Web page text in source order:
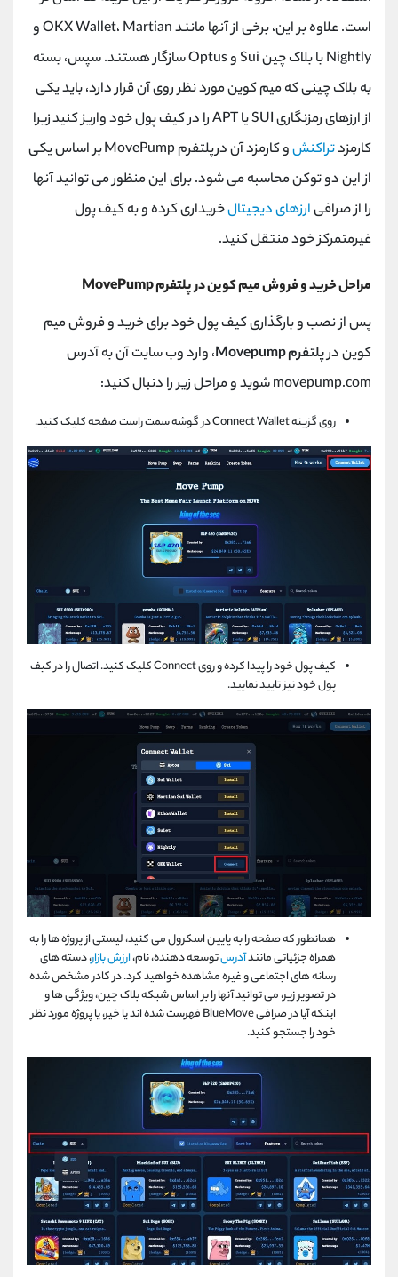
است. علاوه بر این، برخی از آنها مانند OKX Wallet، Martian و
Nightly با بلاک چین Sui و Optus سازگار هستند. سپس، بسته
به بلاک چینی که میم کوین مورد نظر روی آن قرار دارد، باید یکی
از ارزهای رمزنگاری SUI یا APT را در کیف پول خود واریز کنید زیرا
کارمزدتراکنش
و کارمزد آن در پلتفرم MovePump بر اساس یکی
از این دو توکن محاسبه می شود. برای این منظور می توانید آنها
را از صرافیارزهای دیجیتالخریداری کرده و به کیف پول
غیرمتمرکز خود منتقل کنید.
مراحل خرید و فروش میم کوین در پلتفرم MovePump
پس از نصب و بارگذاری کیف پول خود برای خرید و فروش میم
کوین درپلتفرم Movepump
، وارد وب سایت آن به آدرس
movepump.com شوید و مراحل زیر را دنبال کنید:
روی گزینه Connect Wallet در گوشه سمت راست صفحه کلیک کنید.
کیف پول خود را پیدا کرده و روی Connect کلیک کنید. اتصال را در کیف
پول خود نیز تایید نمایید.
همانطور که صفحه را به پایین اسکرول می کنید، لیستی از پروژه ها را به
همراه جزئیاتی مانندآدرستوسعه دهنده، نام،ارزش بازار، دسته های
رسانه های اجتماعی و غیره مشاهده خواهید کرد. در کادر مشخص شده
در تصویر زیر، می توانید آنها را بر اساس شبکه بلاک چین، ویژگی ها و
اینکه آیا در صرافی BlueMove فهرست شده اند یا خیر، یا پروژه مورد نظر
خود را جستجو کنید.